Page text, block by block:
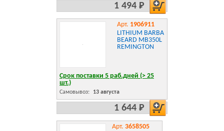
1 494 Р
Арт. 1906911
LITHIUM BARBA
BEARD MB350L
REMINGTON
Срок поставки 5 раб.дней (> 25
шт.)
Самовывоз: 13 августа
1 644 Р
Арт. 3658505